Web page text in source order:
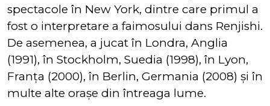
spectacole în New York, dintre care primul a
fost o interpretare a faimosului dans Renjishi.
De asemenea, a jucat în Londra, Anglia
(1991), în Stockholm, Suedia (1998), în Lyon,
Franţa (2000), în Berlin, Germania (2008) şi în
multe alte oraşe din întreaga lume.